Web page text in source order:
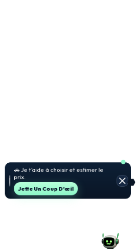
🚗 Je t’aide à choisir et estimer le
prix.
Jette Un Coup D’œil